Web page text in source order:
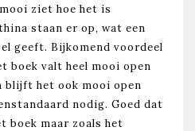
ziet hoe het is
staan er op, wat een
geeft. Bijkomend voordeel
boek valt heel mooi open
blijft het ook mooi open
nodig. Goed dat
boek maar zoals het